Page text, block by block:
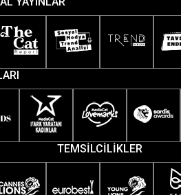
TEMSİLCİLİKLER